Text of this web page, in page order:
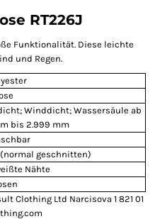
RT226J
Funktionalität. Diese leichte
und Regen.
Winddicht; Wassersäule ab
bis 2.999 mm
(normal geschnitten)
Nähte
Clothing Ltd Narcisova 1 821 01